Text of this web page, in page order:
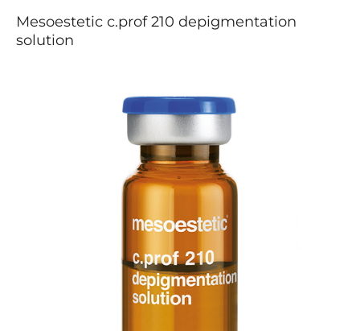
Mesoestetic c.prof 210 depigmentation
solution